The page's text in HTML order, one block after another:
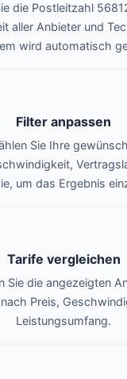
die Postleitzahl
aller Anbieter und
wird automatisch
Filter anpassen
Sie Ihre
um das Ergebnis
Tarife vergleichen
Sie die angezeigten
Preis,
Leistungsumfang.